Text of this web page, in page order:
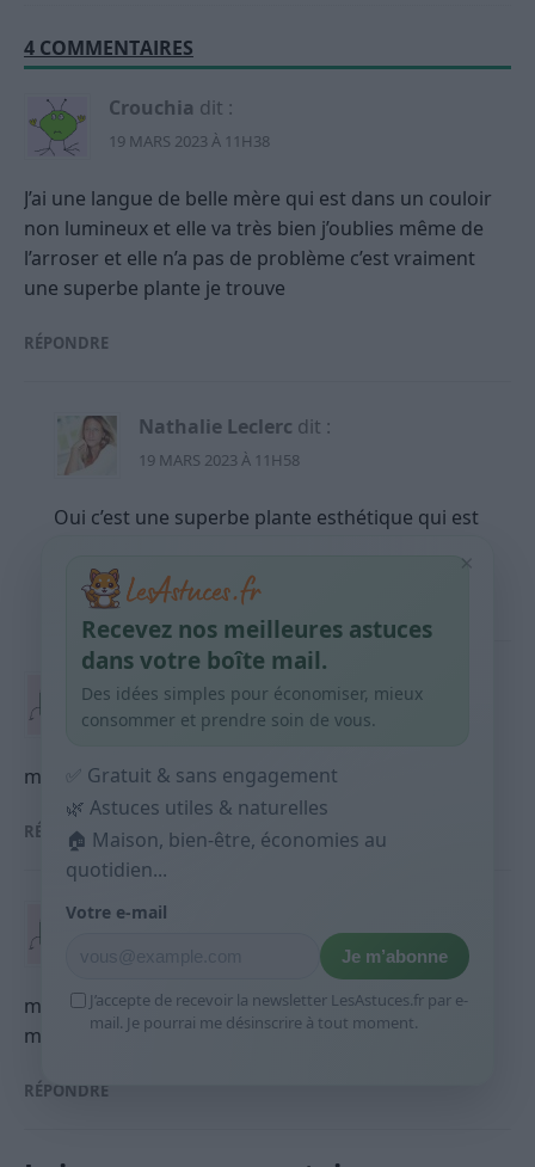
4 COMMENTAIRES
Crouchia dit :
19 MARS 2023 À 11H38
J’ai une langue de belle mère qui est dans un couloir
non lumineux et elle va très bien j’oublies même de
l’arroser et elle n’a pas de problème c’est vraiment
une superbe plante je trouve
RÉPONDRE
Nathalie Leclerc dit :
19 MARS 2023 À 11H58
Oui c’est une superbe plante esthétique qui est
RÉPONDRE
AlyzÌa dit :
19 OCTOBRE 2025 À 14H49
merci pour ces astuces, j’espère que ça marchera 😅
RÉPONDRE
Sileas
merci pour l’info, j’espère que j’arriverai à pas tuer
mes plantes cette fois 😅
RÉPONDRE
×
Recevez nos meilleures astuces
dans votre boîte mail.
Des idées simples pour économiser, mieux
consommer et prendre soin de vous.
✅ Gratuit & sans engagement
🌿 Astuces utiles & naturelles
🏠 Maison, bien-être, économies au
quotidien...
Votre e-mail
Je m’abonne
J’accepte de recevoir la newsletter LesAstuces.fr par e-
mail. Je pourrai me désinscrire à tout moment.